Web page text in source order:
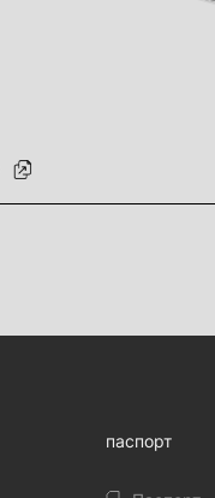
паспорт